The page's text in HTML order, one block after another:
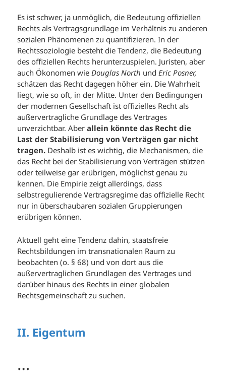
Es ist schwer, ja unmöglich, die Bedeutung offiziellen
Rechts als Vertragsgrundlage im Verhältnis zu anderen
sozialen Phänomenen zu quantifizieren. In der
Rechtssoziologie besteht die Tendenz, die Bedeutung
des offiziellen Rechts herunterzuspielen. Juristen, aber
auch Ökonomen wieDouglas North undEric Posner,
schätzen das Recht dagegen höher ein. Die Wahrheit
liegt, wie so oft, in der Mitte. Unter den Bedingungen
der modernen Gesellschaft ist offizielles Recht als
außervertragliche Grundlage des Vertrages
unverzichtbar. Aberallein könnte das Recht die
Last der Stabilisierung von Verträgen gar nicht
tragen. Deshalb ist es wichtig, die Mechanismen, die
das Recht bei der Stabilisierung von Verträgen stützen
oder teilweise gar erübrigen, möglichst genau zu
kennen. Die Empirie zeigt allerdings, dass
selbstregulierende Vertragsregime das offizielle Recht
nur in überschaubaren sozialen Gruppierungen
erübrigen können.
Aktuell geht eine Tendenz dahin, staatsfreie
Rechtsbildungen im transnationalen Raum zu
beobachten (o. § 68) und von dort aus die
außervertraglichen Grundlagen des Vertrages und
darüber hinaus des Rechts in einer globalen
Rechtsgemeinschaft zu suchen.
II. Eigentum
…